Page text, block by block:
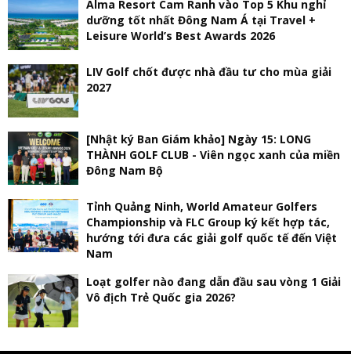
Alma Resort Cam Ranh vào Top 5 Khu nghỉ
dưỡng tốt nhất Đông Nam Á tại Travel +
Leisure World’s Best Awards 2026
LIV Golf chốt được nhà đầu tư cho mùa giải
2027
[Nhật ký Ban Giám khảo] Ngày 15: LONG
THÀNH GOLF CLUB - Viên ngọc xanh của miền
Đông Nam Bộ
Tỉnh Quảng Ninh, World Amateur Golfers
Championship và FLC Group ký kết hợp tác,
hướng tới đưa các giải golf quốc tế đến Việt
Nam
Loạt golfer nào đang dẫn đầu sau vòng 1 Giải
Vô địch Trẻ Quốc gia 2026?